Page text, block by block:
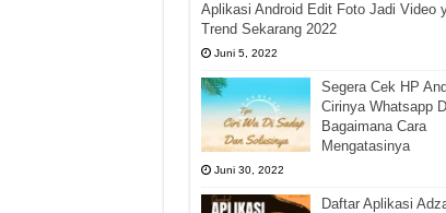
Aplikasi Android Edit Foto Jadi Video
Trend Sekarang 2022
Juni 5, 2022
Segera Cek HP
Cirinya Whatsapp
Bagaimana Cara
Mengatasinya
Juni 30, 2022
Daftar Aplikasi